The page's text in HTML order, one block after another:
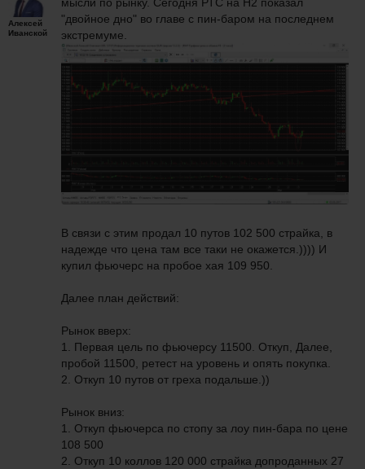
Алексей
Иванской
"двойное дно" во главе с пин-баром на последнем
экстремуме.
В связи с этим продал 10 путов 102 500 страйка, в
надежде что цена там все таки не окажется.)))) И
купил фьючерс на пробое хая 109 950.
Далее план действий:
Рынок вверх:
1. Первая цель по фьючерсу 11500. Откуп, Далее,
пробой 11500, ретест на уровень и опять покупка.
2. Откуп 10 путов от греха подальше.))
Рынок вниз:
1. Откуп фьючерса по стопу за лоу пин-бара по цене
108 500
2. Откуп 10 коллов 120 000 страйка допроданных 27